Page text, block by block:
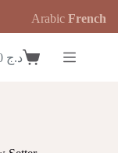
د.ج
Arabic French